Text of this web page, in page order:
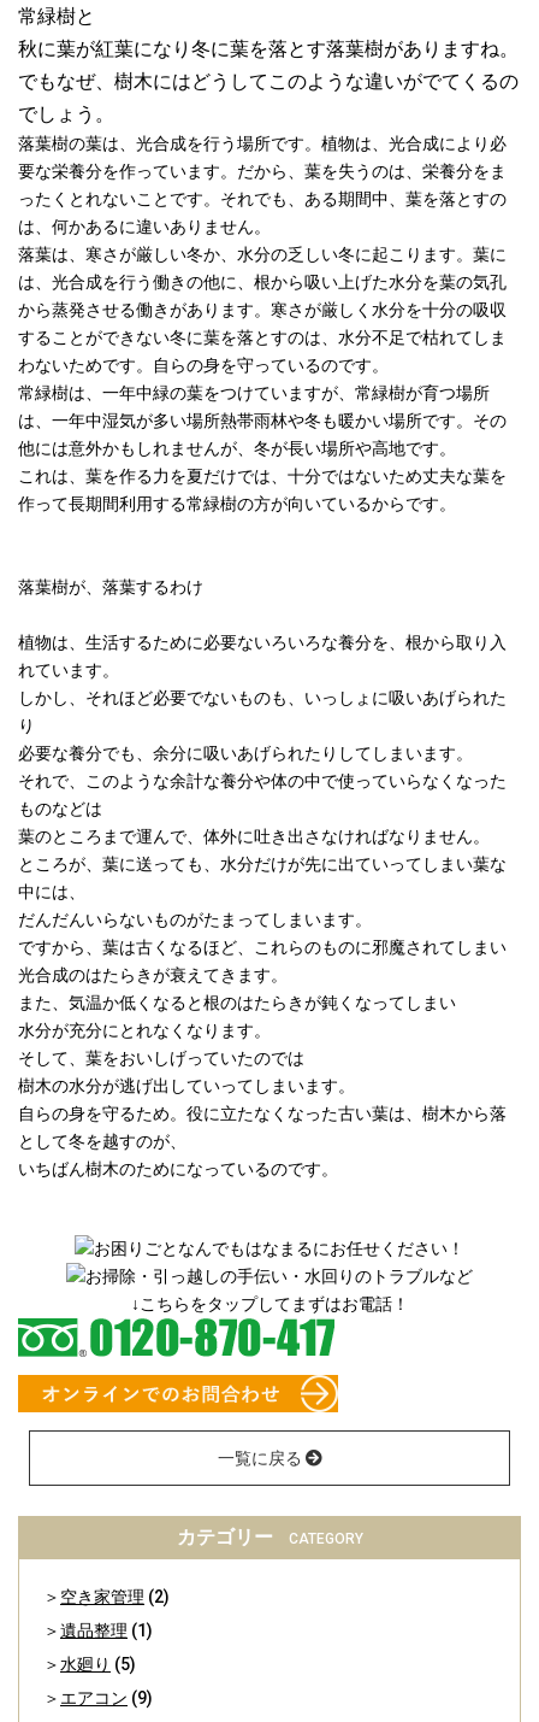
常緑樹と
秋に葉が紅葉になり冬に葉を落とす落葉樹がありますね。
でもなぜ、樹木にはどうしてこのような違いがでてくるの
でしょう。
落葉樹の葉は、光合成を行う場所です。植物は、光合成により必
要な栄養分を作っています。だから、葉を失うのは、栄養分をま
ったくとれないことです。それでも、ある期間中、葉を落とすの
は、何かあるに違いありません。
落葉は、寒さが厳しい冬か、水分の乏しい冬に起こります。葉に
は、光合成を行う働きの他に、根から吸い上げた水分を葉の気孔
から蒸発させる働きがあります。寒さが厳しく水分を十分の吸収
することができない冬に葉を落とすのは、水分不足で枯れてしま
わないためです。自らの身を守っているのです。
常緑樹は、一年中緑の葉をつけていますが、常緑樹が育つ場所
は、一年中湿気が多い場所熱帯雨林や冬も暖かい場所です。その
他には意外かもしれませんが、冬が長い場所や高地です。
これは、葉を作る力を夏だけでは、十分ではないため丈夫な葉を
作って長期間利用する常緑樹の方が向いているからです。
落葉樹が、落葉するわけ
植物は、生活するために必要ないろいろな養分を、根から取り入
れています。
しかし、それほど必要でないものも、いっしょに吸いあげられた
り
必要な養分でも、余分に吸いあげられたりしてしまいます。
それで、このような余計な養分や体の中で使っていらなくなった
ものなどは
葉のところまで運んで、体外に吐き出さなければなりません。
ところが、葉に送っても、水分だけが先に出ていってしまい葉な
中には、
だんだんいらないものがたまってしまいます。
ですから、葉は古くなるほど、これらのものに邪魔されてしまい
光合成のはたらきが衰えてきます。
また、気温か低くなると根のはたらきが鈍くなってしまい
水分が充分にとれなくなります。
そして、葉をおいしげっていたのでは
樹木の水分が逃げ出していってしまいます。
自らの身を守るため。役に立たなくなった古い葉は、樹木から落
として冬を越すのが、
いちばん樹木のためになっているのです。
↓こちらをタップしてまずはお電話！
一覧に戻る
カテゴリー CATEGORY
空き家管理 (2)
遺品整理 (1)
水廻り (5)
エアコン (9)